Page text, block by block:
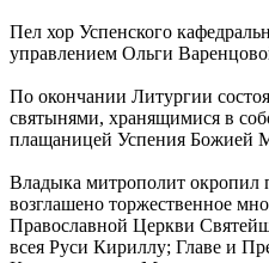
Пел хор Успенского
управлением Ольги
По окончании Литургии
святынями, хранящимися в
плащаницей Успения Божией
Владыка митрополит окропил
возглашено торжественное
Православной Церкви
всея Руси Кириллу; Главе и